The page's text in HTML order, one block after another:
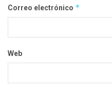
Correo electrónico *
Web